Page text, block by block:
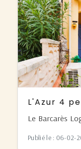
L'Azur 4
Le Barcarès
Publié le : 06-02-